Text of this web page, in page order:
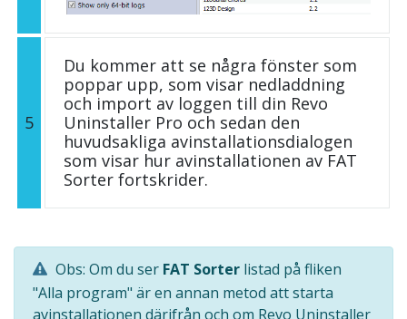
5
Du kommer att se några fönster som
poppar upp, som visar nedladdning
och import av loggen till din Revo
Uninstaller Pro och sedan den
huvudsakliga avinstallationsdialogen
som visar hur avinstallationen av FAT
Sorter fortskrider.
Obs: Om du ser FAT Sorter listad på fliken
"Alla program" är en annan metod att starta
avinstallationen därifrån och om Revo Uninstaller